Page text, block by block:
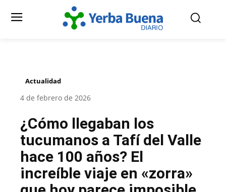
Actualidad
4 de febrero de 2026
¿Cómo llegaban los
tucumanos a Tafí del Valle
hace 100 años? El
increíble viaje en «zorra»